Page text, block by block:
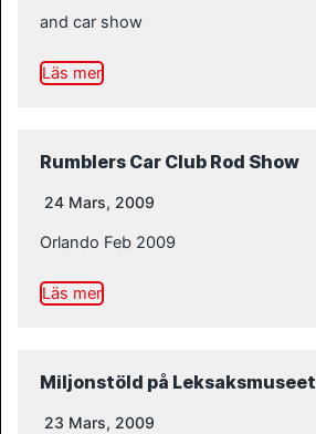
and car show
Läs mer
Rumblers Car Club Rod Show
24 Mars, 2009
Orlando Feb 2009
Läs mer
Miljonstöld på Leksaksmuseet
23 Mars, 2009